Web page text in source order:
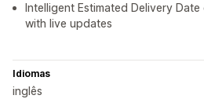
Intelligent Estimated Delivery
with live updates
Idiomas
inglês